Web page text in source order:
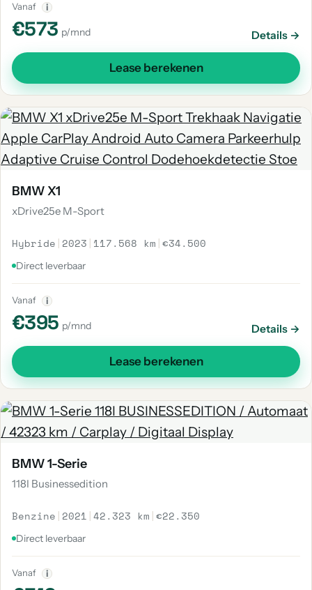
Vanaf i
€573 p/mnd Details →
Lease berekenen
BMW X1
xDrive25e M-Sport
Hybride | 2023 | 117.568 km |€34.500
Direct leverbaar
Vanaf i
€395 p/mnd Details →
Lease berekenen
BMW 1-Serie
118I Businessedition
Benzine | 2021 |42.323 km |€22.350
Direct leverbaar
Vanaf i